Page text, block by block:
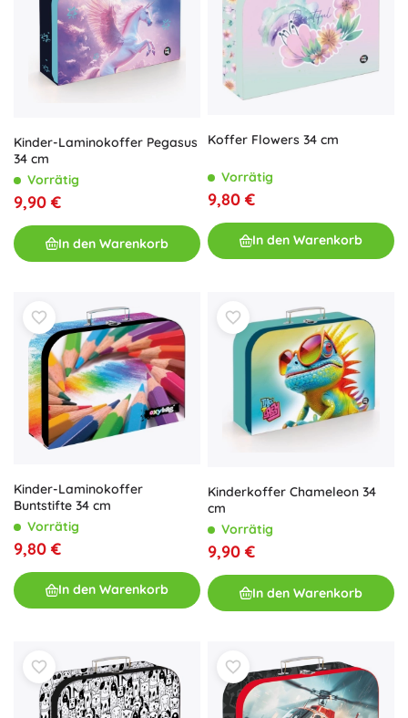
Kinder-Laminokoffer Pegasus
34 cm
Vorrätig
9,90 €
In den Warenkorb
Koffer Flowers 34 cm
Vorrätig
9,80 €
In den Warenkorb
Kinder-Laminokoffer
Buntstifte 34 cm
Vorrätig
9,80 €
In den Warenkorb
Kinderkoffer Chameleon 34
cm
Vorrätig
9,90 €
In den Warenkorb